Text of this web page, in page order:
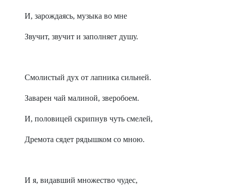
И, зарождаясь, музыка во мне
Звучит, звучит и заполняет душу.
Смолистый дух от лапника сильней.
Заварен чай малиной, зверобоем.
И, половицей скрипнув чуть смелей,
Дремота сядет рядышком со мною.
И я, видавший множество чудес,